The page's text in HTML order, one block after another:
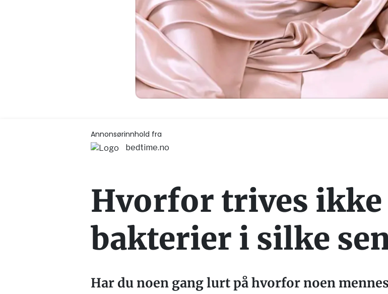
Annonsørinnhold fra
bedtime.no
Hvorfor trives ikke
bakterier i silke
Har du noen gang lurt på hvorfor noen